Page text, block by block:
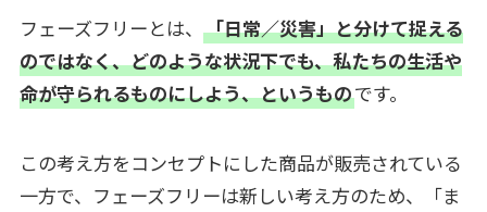
フェーズフリーとは、 「日常／災害」と分けて捉える
のではなく、どのような状況下でも、私たちの生活や
命が守られるものにしよう、というものです。
この考え方をコンセプトにした商品が販売されている
一方で、フェーズフリーは新しい考え方のため、「ま